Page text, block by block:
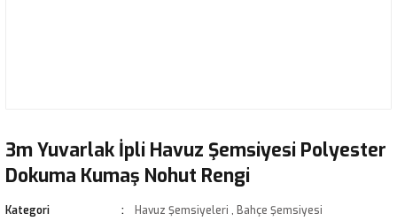
3m Yuvarlak İpli Havuz Şemsiyesi Polyester
Dokuma Kumaş Nohut Rengi
Kategori Havuz Şemsiyeleri , Bahçe Şemsiyesi